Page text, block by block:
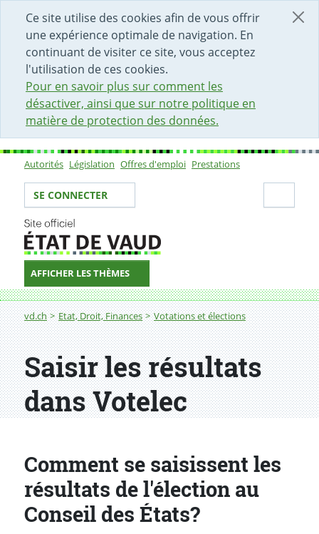
Ce site utilise des cookies afin de vous offrir
une expérience optimale de navigation. En
continuant de visiter ce site, vous acceptez
l'utilisation de ces cookies.
Pour en savoir plus sur comment les
désactiver, ainsi que sur notre politique en
matière de protection des données.
DÉBUT DU CONTENU DE LA PAGE
ACCÈS AU CHAMP DE RECHERCHE
PAGE D'ACCUEIL
FORMULAIRE DE CONTACT
Sous-navigation
Autorités Législation Offres d'emploi Prestations
Votre identité
SE CONNECTER
AFFICHER LES THÈMES
Fil d'Ariane
vd.ch Etat, Droit, Finances Votations et élections
Saisir les résultats
dans Votelec
Comment se saisissent les
résultats de l'élection au
Conseil des États?